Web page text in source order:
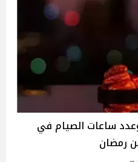
ساعات الصيام في
رمضان